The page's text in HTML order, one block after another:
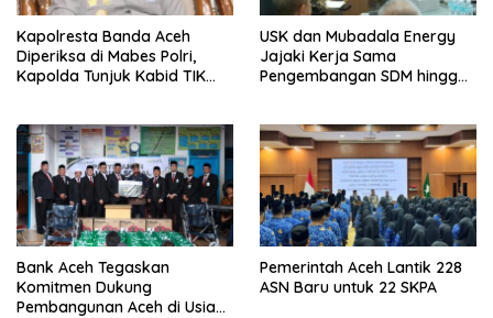
Kapolresta Banda Aceh
Diperiksa di Mabes Polri,
Kapolda Tunjuk Kabid TIK
USK dan Mubadala Energy
Jajaki Kerja Sama
Pengembangan SDM hingga
Bank Aceh Tegaskan
Komitmen Dukung
Pembangunan Aceh di Usia
Pemerintah Aceh Lantik 228
ASN Baru untuk 22 SKPA